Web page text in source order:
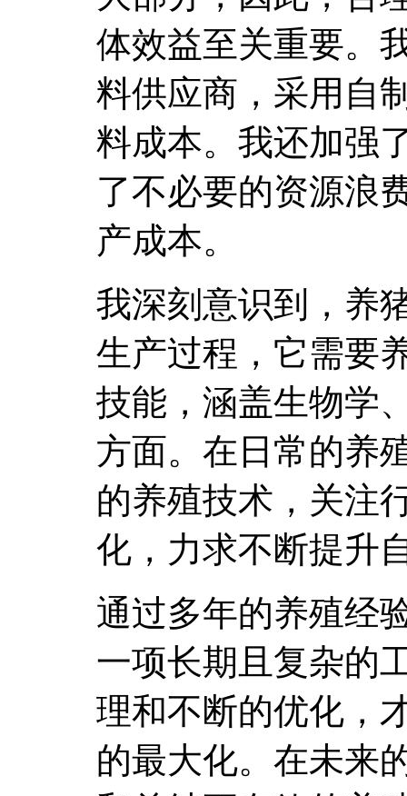
体效益至关重要。
料供应商，采用自
料成本。我还加强
了不必要的资源浪
产成本。
我深刻意识到，养
生产过程，它需要
技能，涵盖生物学
方面。在日常的养
的养殖技术，关注
化，力求不断提升
通过多年的养殖经
一项长期且复杂的
理和不断的优化，
的最大化。在未来